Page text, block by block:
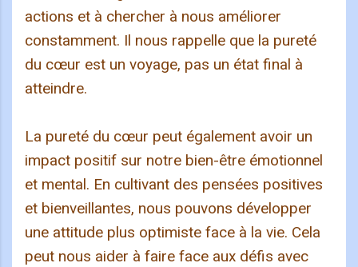
actions et à chercher à nous améliorer
constamment. Il nous rappelle que la pureté
du cœur est un voyage, pas un état final à
atteindre.
La pureté du cœur peut également avoir un
impact positif sur notre bien-être émotionnel
et mental. En cultivant des pensées positives
et bienveillantes, nous pouvons développer
une attitude plus optimiste face à la vie. Cela
peut nous aider à faire face aux défis avec